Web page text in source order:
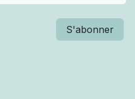
S'abonner